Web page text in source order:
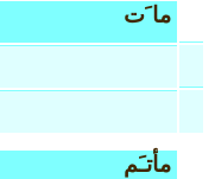
ما َت
مأتـَم